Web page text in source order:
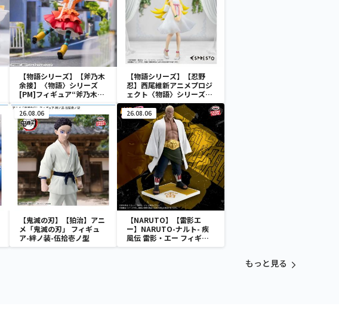
【物語シリーズ】【斧乃木
余接】〈物語〉シリーズ
[PM]フィギュア“斧乃木余
接”
【物語シリーズ】【忍野
忍】西尾維新アニメプロジ
ェクト〈物語〉シリーズ
ESPRESTO-Clear
material another color-
忍野忍
26.08.06
【鬼滅の刃】【狛治】アニ
メ「鬼滅の刃」 フィギュ
ア-絆ノ装-伍拾壱ノ型
26.08.06
【NARUTO】【雷影エ
ー】NARUTO-ナルト- 疾
風伝 雷影・エー フィギュ
ア～五影集結…!!～
もっと見る